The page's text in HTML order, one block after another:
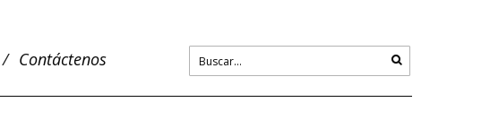
Contáctenos